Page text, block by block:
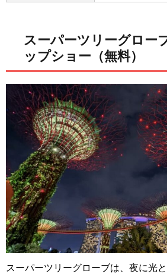
スーパーツリーグロー
ップショー（無料）
スーパーツリーグローブは、夜に光